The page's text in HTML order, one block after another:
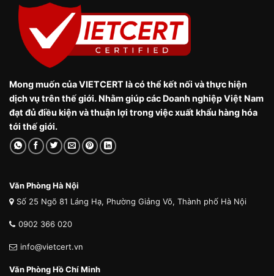
Mong muốn của VIETCERT là có thể kết nối và thực hiện
dịch vụ trên thế giới. Nhằm giúp các Doanh nghiệp Việt Nam
đạt đủ điều kiện và thuận lợi trong việc xuất khẩu hàng hóa
tới thế giới.
Văn Phòng Hà Nội
Số 25 Ngõ 81 Láng Hạ, Phường Giảng Võ, Thành phố Hà Nội
0902 366 020
info@vietcert.vn
Văn Phòng Hồ Chí Minh